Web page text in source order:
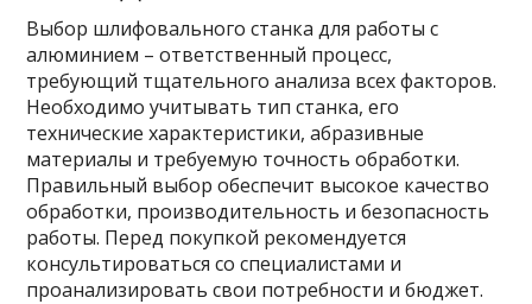
Выбор шлифовального станка для работы с
алюминием – ответственный процесс,
требующий тщательного анализа всех факторов.
Необходимо учитывать тип станка, его
технические характеристики, абразивные
материалы и требуемую точность обработки.
Правильный выбор обеспечит высокое качество
обработки, производительность и безопасность
работы. Перед покупкой рекомендуется
консультироваться со специалистами и
проанализировать свои потребности и бюджет.